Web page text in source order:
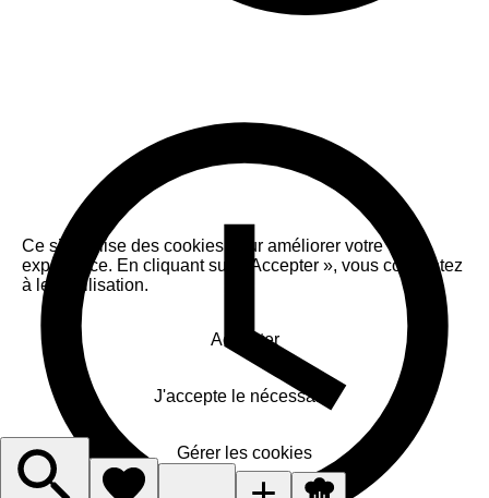
Ce site utilise des cookies pour améliorer votre
expérience. En cliquant sur « Accepter », vous consentez
à leur utilisation.
Accepter
J'accepte le nécessaire
Gérer les cookies